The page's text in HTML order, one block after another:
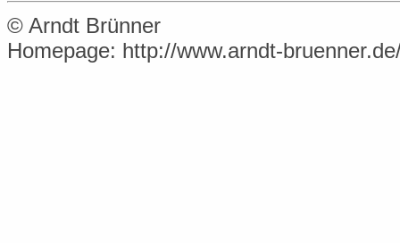
© Arndt Brünner
Homepage: http://www.arndt-